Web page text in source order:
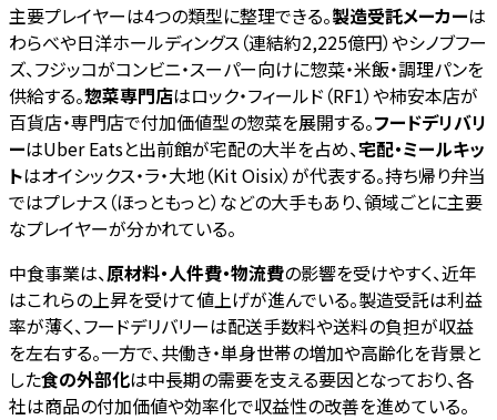
主要プレイヤーは4つの類型に整理できる。製造受託メーカーは
わらべや日洋ホールディングス（連結約2,225億円）やシノブフー
ズ、フジッコがコンビニ・スーパー向けに惣菜・米飯・調理パンを
供給する。惣菜専門店はロック・フィールド（RF1）や柿安本店が
百貨店・専門店で付加価値型の惣菜を展開する。フードデリバリ
ーはUber Eatsと出前館が宅配の大半を占め、宅配・ミールキッ
トはオイシックス・ラ・大地（Kit Oisix）が代表する。持ち帰り弁当
ではプレナス（ほっともっと）などの大手もあり、領域ごとに主要
なプレイヤーが分かれている。
中食事業は、原材料・人件費・物流費の影響を受けやすく、近年
はこれらの上昇を受けて値上げが進んでいる。製造受託は利益
率が薄く、フードデリバリーは配送手数料や送料の負担が収益
を左右する。一方で、共働き・単身世帯の増加や高齢化を背景と
した食の外部化は中長期の需要を支える要因となっており、各
社は商品の付加価値や効率化で収益性の改善を進めている。